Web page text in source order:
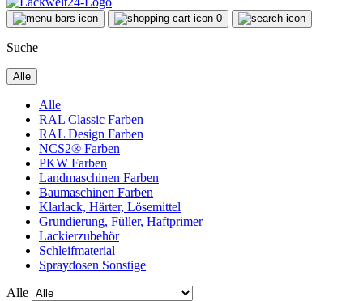
0
Suche
Alle
Alle
RAL Classic Farben
RAL Design Farben
NCS2® Farben
PKW Farben
Landmaschinen Farben
Baumaschinen Farben
Klarlack, Härter, Lösemittel
Grundierung, Füller, Haftprimer
Lackierzubehör
Schleifmaterial
Spraydosen Sonstige
Alle